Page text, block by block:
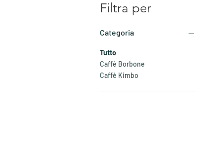
Filtra per
Categoria
Tutto
Caffè Borbone
Caffè Kimbo